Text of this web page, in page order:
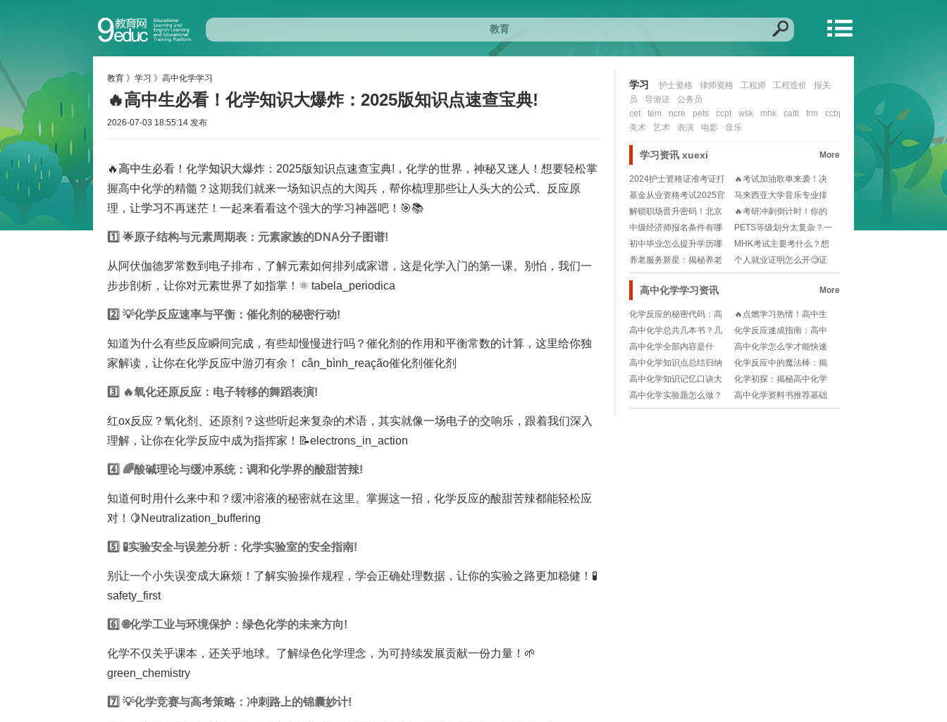
教育 》 学习 》 高中化学学习
🔥高中生必看！化学知识大爆炸：2025版知识点速查宝典!
2026-07-03 18:55:14 发布
🔥高中生必看！化学知识大爆炸：2025版知识点速查宝典!，化学的世界，神秘又迷人！想要轻松掌
握高中化学的精髓？这期我们就来一场知识点的大阅兵，帮你梳理那些让人头大的公式、反应原
理，让学习不再迷茫！一起来看看这个强大的学习神器吧！🎯📚
1️⃣ 🌟原子结构与元素周期表：元素家族的DNA分子图谱!
从阿伏伽德罗常数到电子排布，了解元素如何排列成家谱，这是化学入门的第一课。别怕，我们一
步步剖析，让你对元素世界了如指掌！⚛️ tabela_periodica
2️⃣ 💡化学反应速率与平衡：催化剂的秘密行动!
知道为什么有些反应瞬间完成，有些却慢慢进行吗？催化剂的作用和平衡常数的计算，这里给你独
家解读，让你在化学反应中游刃有余！ cân_bình_reação催化剂催化剂
3️⃣ 🔥氧化还原反应：电子转移的舞蹈表演!
红ox反应？氧化剂、还原剂？这些听起来复杂的术语，其实就像一场电子的交响乐，跟着我们深入
理解，让你在化学反应中成为指挥家！📝electrons_in_action
4️⃣ 🌈酸碱理论与缓冲系统：调和化学界的酸甜苦辣!
知道何时用什么来中和？缓冲溶液的秘密就在这里。掌握这一招，化学反应的酸甜苦辣都能轻松应
对！🍋Neutralization_buffering
5️⃣ 🧪实验安全与误差分析：化学实验室的安全指南!
别让一个小失误变成大麻烦！了解实验操作规程，学会正确处理数据，让你的实验之路更加稳健！🧪
safety_first
6️⃣ 🌐化学工业与环境保护：绿色化学的未来方向!
化学不仅关乎课本，还关乎地球。了解绿色化学理念，为可持续发展贡献一份力量！🌱
green_chemistry
7️⃣ 💡化学竞赛与高考策略：冲刺路上的锦囊妙计!
学习 护士资格 律师资格 工程师 工程造价
报关
员
导游证
公务员
cet
tem ncre pets ccpt wsk mhk catti frm ccbp nit ccie ocp
美术
艺术 表演 电影 音乐
学习资讯 xuexi More
2024护士资格证准考证打
印入口在哪？如
🔥考试加油歌单来袭！决
战考场，励志曲目助
基金从业资格考试2025官
网报名流程？小
马来西亚大学音乐专业排
名如何？想留学选校
解锁职场晋升密码！北京
人力资源管理师报考
🔥考研冲刺倒计时！你的
2025备考时间规
中级经济师报名条件有哪
些？工作年限怎么算
PETS等级划分太复杂？一
文读懂考试难度
初中毕业怎么提升学历哪
个简单🧐快速提升学
MHK考试主要考什么？想
拿高分必看的备考
养老服务新星：揭秘养老
护理员的温馨守护者
个人就业证明怎么开🧐证
件齐全才能安心求职
高中化学学习资讯 More
化学反应的秘密代码：高
中生必看！🔥精准配平化
学方程式的魔法教程!
🔥点燃学习热情！高中生
必看！化学方程式宝典📚
推荐大揭秘!
高中化学总共几本书？几
本必修？📚高中生必看！
🧐
化学反应速成指南：高中
化学成绩飞跃的秘密武器!
高中化学全部内容是什
么？🧐如何快速掌握核心
知识点？🔥
高中化学怎么学才能快速
提高？高三党必看，逆袭
就靠它！📚💨
高中化学知识点总结归纳
精华版图片？🧐如何快速
抓住重点？🔥
化学反应中的魔法棒：揭
秘高中化学核心素养炼金
术💎📚
高中化学知识记忆口诀大
全？🤔如何快速记住那些
复杂的化学公式？🔥快来
化学初探：揭秘高中化学
必修一知识宝典💎📚
高中化学实验题怎么做？
🧐学霸都在用的解题技巧
高中化学资料书推荐基础
知识🧐高中生必备工具书